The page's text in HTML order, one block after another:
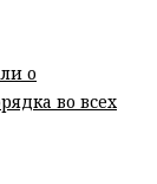
о
во всех